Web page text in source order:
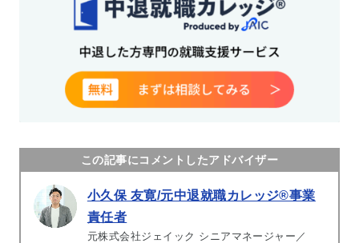
この記事にコメントしたアドバイザー
小久保 友寛/元中退就職カレッジ®事業
責任者
元株式会社ジェイック シニアマネージャー／